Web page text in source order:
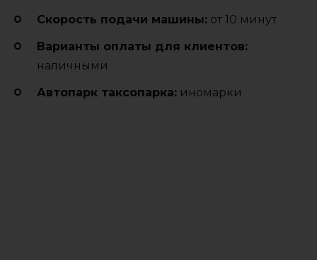
Cкорость подачи машины: от 10 минут
Варианты оплаты для клиентов:
наличными
Автопарк таксопарка: иномарки